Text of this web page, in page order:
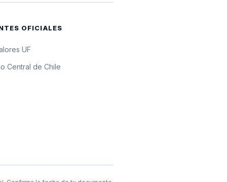
UF
OFICIALES
UF
Central de Chile